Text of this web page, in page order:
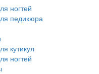
ногтей
педикюра
кутикул
ногтей